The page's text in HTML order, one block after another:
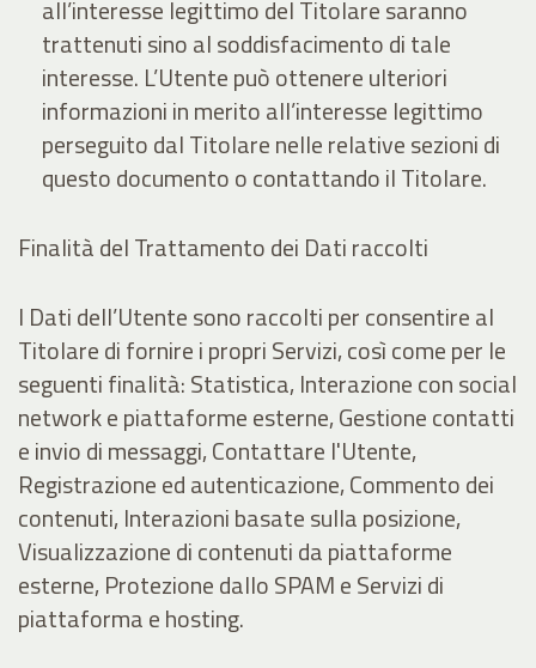
all’interesse legittimo del Titolare saranno
trattenuti sino al soddisfacimento di tale
interesse. L’Utente può ottenere ulteriori
informazioni in merito all’interesse legittimo
perseguito dal Titolare nelle relative sezioni di
questo documento o contattando il Titolare.
Finalità del Trattamento dei Dati raccolti
I Dati dell’Utente sono raccolti per consentire al
Titolare di fornire i propri Servizi, così come per le
seguenti finalità: Statistica, Interazione con social
network e piattaforme esterne, Gestione contatti
e invio di messaggi, Contattare l'Utente,
Registrazione ed autenticazione, Commento dei
contenuti, Interazioni basate sulla posizione,
Visualizzazione di contenuti da piattaforme
esterne, Protezione dallo SPAM e Servizi di
piattaforma e hosting.